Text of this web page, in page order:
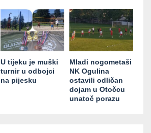
U tijeku je muški
turnir u odbojci
na pijesku
Mladi nogometaši
NK Ogulina
ostavili odličan
dojam u Otočcu
unatoč porazu